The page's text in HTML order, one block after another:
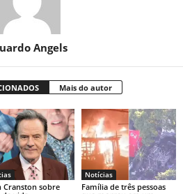
Angels
Mais do autor
Cranston sobre
Notícias
Família de três pessoas